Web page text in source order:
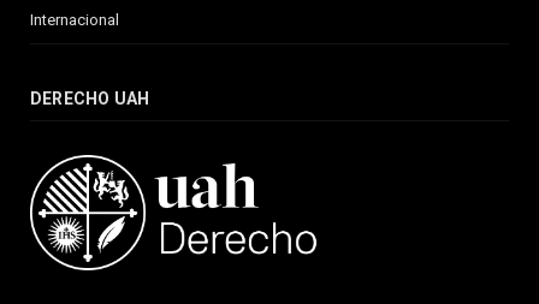
Internacional
DERECHO UAH